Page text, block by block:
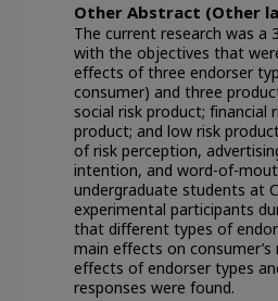
Other Abstract (Other
The current research was a
with the objectives that
effects of three endorser
consumer) and three
social risk product; financial
product; and low risk
of risk perception,
intention, and word-of-
undergraduate students at
experimental participants
that different types of
main effects on
effects of endorser types
responses were found.